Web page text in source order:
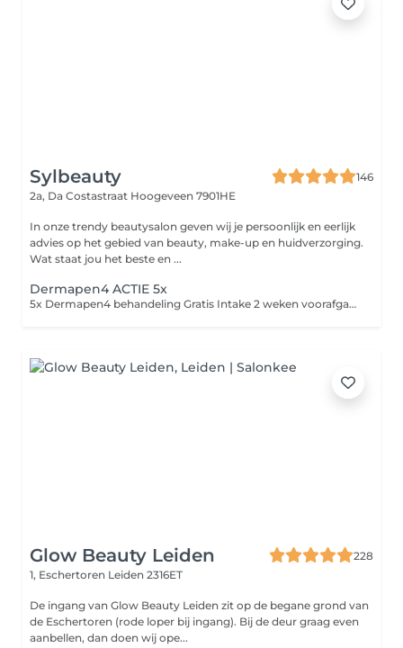
Sylbeauty
146
2a, Da Costastraat Hoogeveen 7901HE
In onze trendy beautysalon geven wij je persoonlijk en eerlijk
advies op het gebied van beauty, make-up en huidverzorging.
Wat staat jou het beste en ...
Dermapen4 ACTIE 5x
5x Dermapen4 behandeling Gratis Intake 2 weken voorafgaand aan de kuur Nazorg producten na elke behandeling Huidverzorgingsadvies op maat 5x DERMAPEN4 behandeling van €799,00 Nu voor €699,00! Let op: het is belangrijk dat je een huidroutine volgt met onze producten voordat je deze deze behandeling kan boeken.
Glow Beauty Leiden
228
1, Eschertoren Leiden 2316ET
De ingang van Glow Beauty Leiden zit op de begane grond van
de Eschertoren (rode loper bij ingang). Bij de deur graag even
aanbellen, dan doen wij ope...